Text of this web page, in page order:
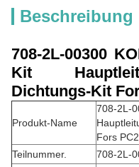
Beschreibung
708-2L-00300
Kit
Dichtungs-Kit
Produkt-Name
708-2L-
Fors
Teilnummer.
708-2L-